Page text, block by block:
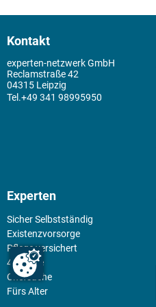
Kontakt
experten-netzwerk GmbH
Reclamstraße 42
04315 Leipzig
+49 341 98995950
Experten
Sicher Selbstständig
Existenz­vorsorge
Pflege versichert
4 Wände
Chefsache
Fürs Alter